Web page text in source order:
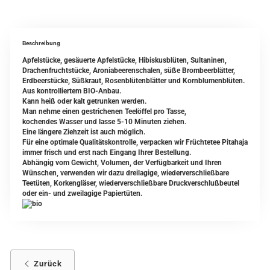
Beschreibung
Apfelstücke, gesäuerte Apfelstücke, Hibiskusblüten, Sultaninen,
Drachenfruchtstücke, Aroniabeerenschalen, süße Brombeerblätter,
Erdbeerstücke, Süßkraut, Rosenblütenblätter und Kornblumenblüten.
Aus kontrolliertem BIO-Anbau.
Kann heiß oder kalt getrunken werden.
Man nehme einen gestrichenen Teelöffel pro Tasse,
kochendes Wasser und lasse 5-10 Minuten ziehen.
Eine längere Ziehzeit ist auch möglich.
Für eine optimale Qualitätskontrolle, verpacken wir Früchtetee Pitahaja
immer frisch und erst nach Eingang Ihrer Bestellung.
Abhängig vom Gewicht, Volumen, der Verfügbarkeit und Ihren
Wünschen, verwenden wir dazu dreilagige, wiederverschließbare
Teetüten, Korkengläser, wiederverschließbare Druckverschlußbeutel
oder ein- und zweilagige Papiertüten.
Zurück